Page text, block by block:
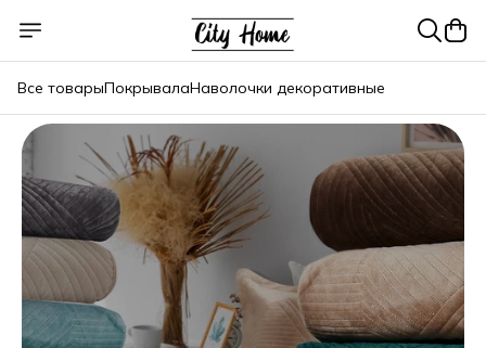
Все товарыПокрывалаНаволочки декоративные